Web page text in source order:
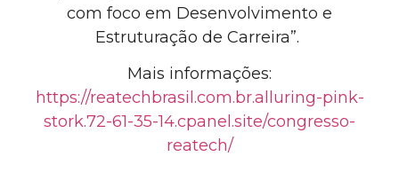
com foco em Desenvolvimento e
Estruturação de Carreira”.
Mais informações:
https://reatechbrasil.com.br.alluring-pink-
stork.72-61-35-14.cpanel.site/congresso-
reatech/